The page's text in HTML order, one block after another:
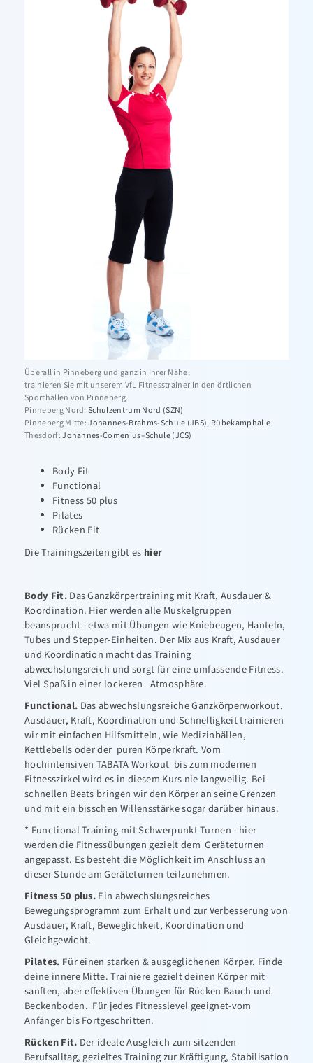
Überall in Pinneberg und ganz in Ihrer Nähe,
trainieren Sie mit unserem VfL Fitnesstrainer in den örtlichen
Sporthallen von Pinneberg.
Pinneberg Nord:Schulzentrum Nord (SZN)
Pinneberg Mitte:Johannes-Brahms-Schule (JBS), Rübekamphalle
Thesdorf:Johannes-Comenius–Schule (JCS)
Body Fit
Functional
Fitness 50 plus
Pilates
Rücken Fit
Die Trainingszeiten gibt es hier
Body Fit.Das Ganzkörpertraining mit Kraft, Ausdauer &
Koordination. Hier werden alle Muskelgruppen
beansprucht - etwa mit Übungen wie Kniebeugen, Hanteln,
Tubes und Stepper-Einheiten. Der Mix aus Kraft, Ausdauer
und Koordination macht das Training
abwechslungsreich und sorgt für eine umfassende Fitness.
Viel Spaß in einer lockeren Atmosphäre.
Functional. Das abwechslungsreiche Ganzkörperworkout.
Ausdauer, Kraft, Koordination und Schnelligkeit trainieren
wir mit einfachen Hilfsmitteln, wie Medizinbällen,
Kettlebells oder der puren Körperkraft. Vom
hochintensiven TABATA Workout bis zum modernen
Fitnesszirkel wird es in diesem Kurs nie langweilig. Bei
schnellen Beats bringen wir den Körper an seine Grenzen
und mit ein bisschen Willensstärke sogar darüber hinaus.
* Functional Training mit Schwerpunkt Turnen - hier
werden die Fitnessübungen gezielt dem Geräteturnen
angepasst. Es besteht die Möglichkeit im Anschluss an
dieser Stunde am Geräteturnen teilzunehmen.
Fitness 50 plus.Ein abwechslungsreiches
Bewegungsprogramm zum Erhalt und zur Verbesserung von
Ausdauer, Kraft, Beweglichkeit, Koordination und
Gleichgewicht.
Pilates. Für einen starken & ausgeglichenen Körper. Finde
deine innere Mitte. Trainiere gezielt deinen Körper mit
sanften, aber effektiven Übungen für Rücken Bauch und
Beckenboden. Für jedes Fitnesslevel geeignet-vom
Anfänger bis Fortgeschritten.
Rücken Fit. Der ideale Ausgleich zum sitzenden
Berufsalltag, gezieltes Training zur Kräftigung, Stabilisation
Präventions- / Reha-Sport